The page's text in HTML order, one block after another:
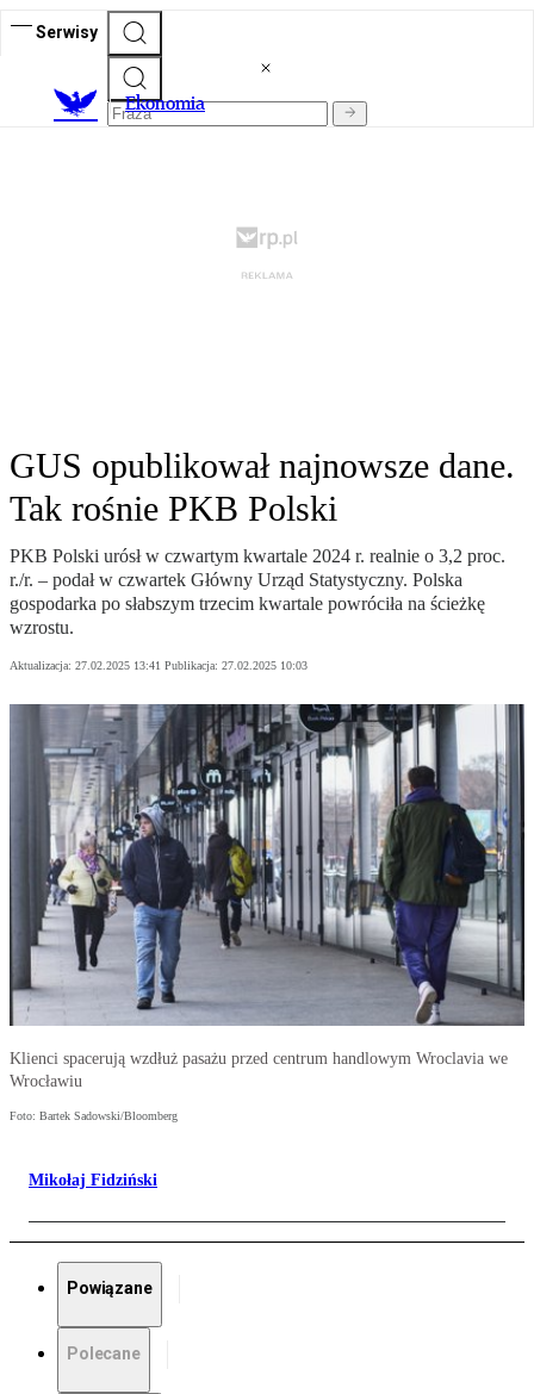
Serwisy
Ekonomia
GUS opublikował najnowsze dane.
Tak rośnie PKB Polski
PKB Polski urósł w czwartym kwartale 2024 r. realnie o 3,2 proc.
r./r. – podał w czwartek Główny Urząd Statystyczny. Polska
gospodarka po słabszym trzecim kwartale powróciła na ścieżkę
wzrostu.
Aktualizacja: 27.02.2025 13:41 Publikacja: 27.02.2025 10:03
Klienci spacerują wzdłuż pasażu przed centrum handlowym Wroclavia we
Wrocławiu
Foto: Bartek Sadowski/Bloomberg
Mikołaj Fidziński
Powiązane
Polecane